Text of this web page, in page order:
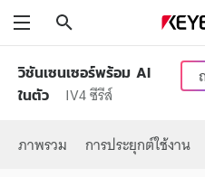
วิชันเซนเซอร์พร้อม AI
ในตัว
IV4 ซีรีส์
ภาพรวม การประยุกต์ใช้งาน